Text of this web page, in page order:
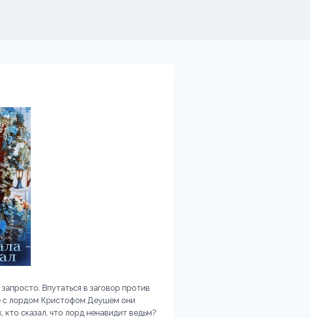
Впутаться в заговор против
с лордом Кристофом Деушем они
сказал, что лорд ненавидит ведьм?